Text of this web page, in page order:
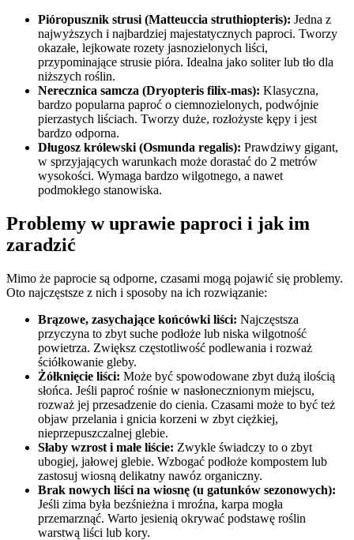
Pióropusznik strusi (Matteuccia struthiopteris): Jedna z
najwyższych i najbardziej majestatycznych paproci. Tworzy
okazałe, lejkowate rozety jasnozielonych liści,
przypominające strusie pióra. Idealna jako soliter lub tło dla
niższych roślin.
Nerecznica samcza (Dryopteris filix-mas): Klasyczna,
bardzo popularna paproć o ciemnozielonych, podwójnie
pierzastych liściach. Tworzy duże, rozłożyste kępy i jest
bardzo odporna.
Długosz królewski (Osmunda regalis): Prawdziwy gigant,
w sprzyjających warunkach może dorastać do 2 metrów
wysokości. Wymaga bardzo wilgotnego, a nawet
podmokłego stanowiska.
Problemy w uprawie paproci i jak im
zaradzić
Mimo że paprocie są odporne, czasami mogą pojawić się problemy.
Oto najczęstsze z nich i sposoby na ich rozwiązanie:
Brązowe, zasychające końcówki liści: Najczęstsza
przyczyna to zbyt suche podłoże lub niska wilgotność
powietrza. Zwiększ częstotliwość podlewania i rozważ
ściółkowanie gleby.
Żółknięcie liści: Może być spowodowane zbyt dużą ilością
słońca. Jeśli paproć rośnie w nasłonecznionym miejscu,
rozważ jej przesadzenie do cienia. Czasami może to być też
objaw przelania i gnicia korzeni w zbyt ciężkiej,
nieprzepuszczalnej glebie.
Słaby wzrost i małe liście: Zwykle świadczy to o zbyt
ubogiej, jałowej glebie. Wzbogać podłoże kompostem lub
zastosuj wiosną delikatny nawóz organiczny.
Brak nowych liści na wiosnę (u gatunków sezonowych):
Jeśli zima była bezśnieżna i mroźna, karpa mogła
przemarznąć. Warto jesienią okrywać podstawę roślin
warstwą liści lub kory.